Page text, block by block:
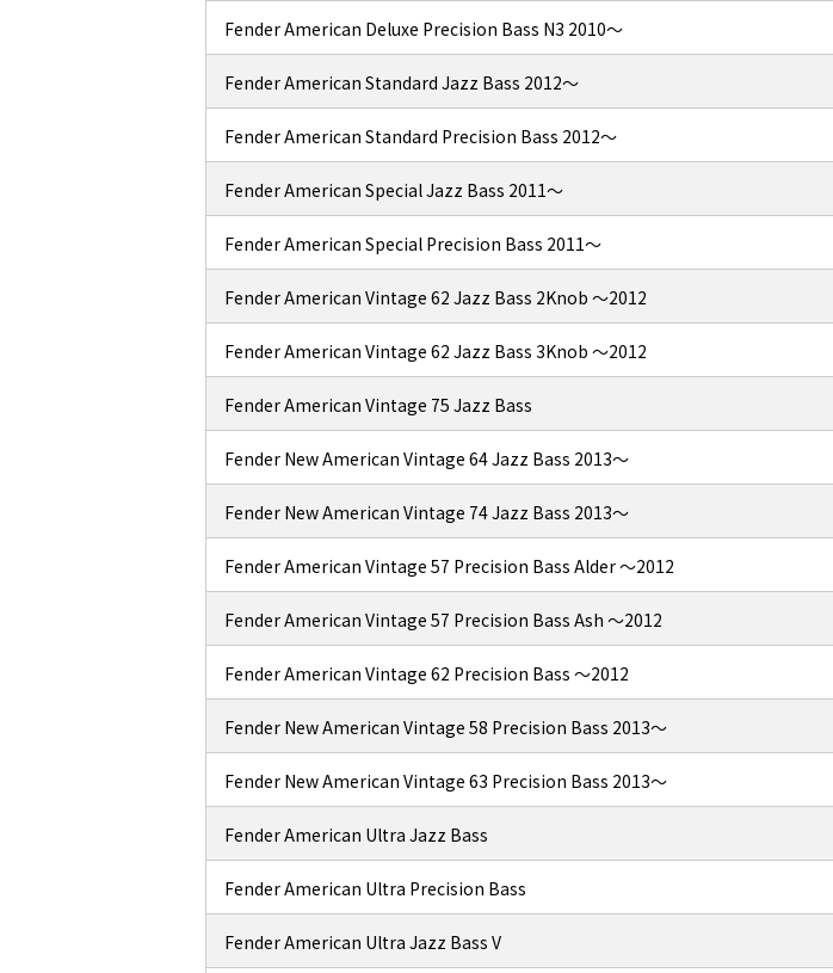
Fender American Deluxe Precision Bass N3 2010～
Fender American Standard Jazz Bass 2012～
Fender American Standard Precision Bass 2012～
Fender American Special Jazz Bass 2011～
Fender American Special Precision Bass 2011～
Fender American Vintage 62 Jazz Bass 2Knob ～2012
Fender American Vintage 62 Jazz Bass 3Knob ～2012
Fender American Vintage 75 Jazz Bass
Fender New American Vintage 64 Jazz Bass 2013～
Fender New American Vintage 74 Jazz Bass 2013～
Fender American Vintage 57 Precision Bass Alder ～2012
Fender American Vintage 57 Precision Bass Ash ～2012
Fender American Vintage 62 Precision Bass ～2012
Fender New American Vintage 58 Precision Bass 2013～
Fender New American Vintage 63 Precision Bass 2013～
Fender American Ultra Jazz Bass
Fender American Ultra Precision Bass
Fender American Ultra Jazz Bass V